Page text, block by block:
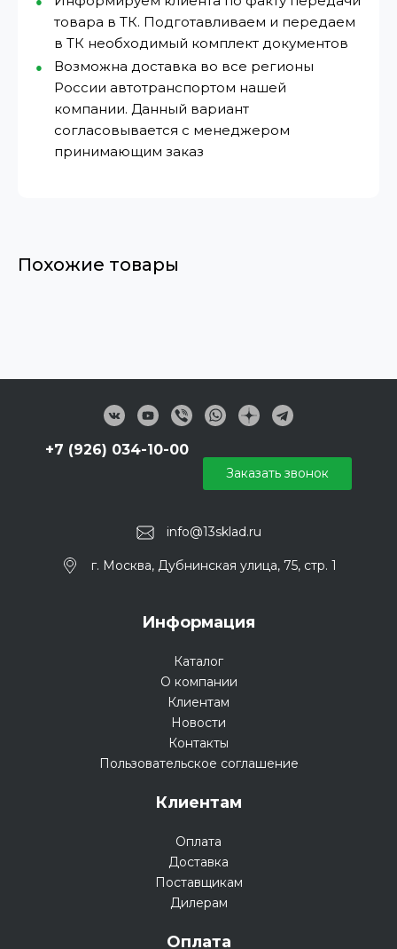
товара в ТК. Подготавливаем и передаем
в ТК необходимый комплект документов
Возможна доставка во все регионы
России автотранспортом нашей
компании. Данный вариант
согласовывается с менеджером
принимающим заказ
Похожие товары
info@13sklad.ru
+7 (926) 034-10-00
г. Москва, Дубнинская улица, 75, стр. 1
Заказать звонок
Информация
Каталог
О компании
Клиентам
Новости
Контакты
Пользовательское соглашение
Клиентам
Оплата
Доставка
Поставщикам
Дилерам
Оплата